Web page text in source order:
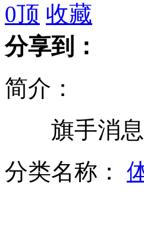
大妈水中捡到车牌暴雨中等
奥巴马被指控枪工作毫无作
0顶 收藏
分享到：
简介：
旗手消息
分类名称：